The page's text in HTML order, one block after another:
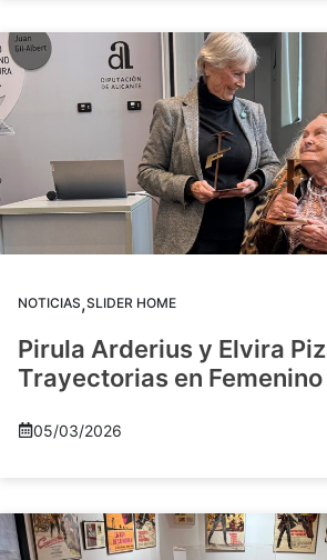
NOTICIAS,SLIDER HOME
Pirula Arderius y Elvira
Trayectorias en Femenino
05/03/2026